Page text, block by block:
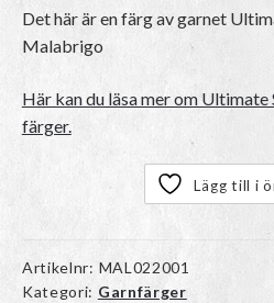
Det här är en färg av garnet
Malabrigo
Här kan du läsa mer om
färger.
Lägg till i
Artikelnr: MAL022001
Kategori: Garnfärger